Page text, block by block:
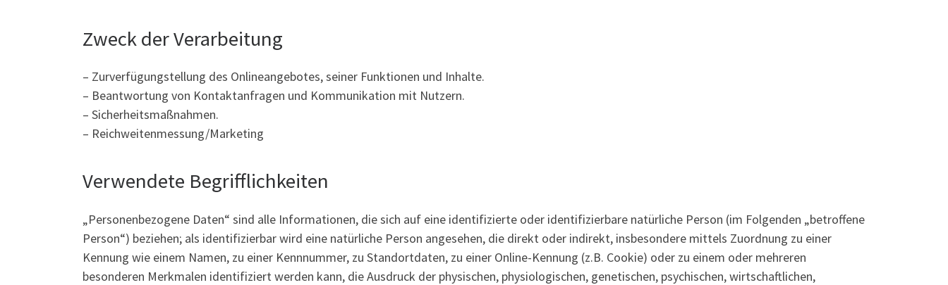
Zweck der Verarbeitung
– Zurverfügungstellung des Onlineangebotes, seiner Funktionen und Inhalte.
– Beantwortung von Kontaktanfragen und Kommunikation mit Nutzern.
– Sicherheitsmaßnahmen.
– Reichweitenmessung/Marketing
Verwendete Begrifflichkeiten
„Personenbezogene Daten“ sind alle Informationen, die sich auf eine identifizierte oder identifizierbare natürliche Person (im Folgenden „betroffene
Person“) beziehen; als identifizierbar wird eine natürliche Person angesehen, die direkt oder indirekt, insbesondere mittels Zuordnung zu einer
Kennung wie einem Namen, zu einer Kennnummer, zu Standortdaten, zu einer Online-Kennung (z.B. Cookie) oder zu einem oder mehreren
besonderen Merkmalen identifiziert werden kann, die Ausdruck der physischen, physiologischen, genetischen, psychischen, wirtschaftlichen,